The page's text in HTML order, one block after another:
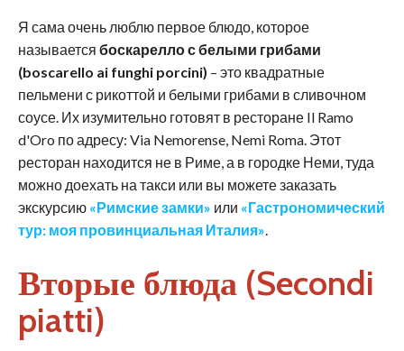
Я сама очень люблю первое блюдо, которое
называется боскарелло с белыми грибами
(boscarello ai funghi porcini) – это квадратные
пельмени с рикоттой и белыми грибами в сливочном
соусе. Их изумительно готовят в ресторане Il Ramo
d'Oro по адресу: ‎Via Nemorense, Nemi Roma. Этот
ресторан находится не в Риме, а в городке Неми, туда
можно доехать на такси или вы можете заказать
экскурсию «Римские замки» или «Гастрономический
тур: моя провинциальная Италия».
Вторые блюда (Secondi
piatti)